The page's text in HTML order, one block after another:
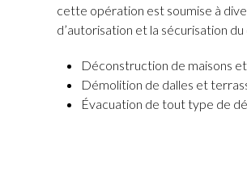
cette opération est soumise à
d’autorisation et la sécurisation du
Déconstruction de maisons
Démolition de dalles et
Évacuation de tout type de